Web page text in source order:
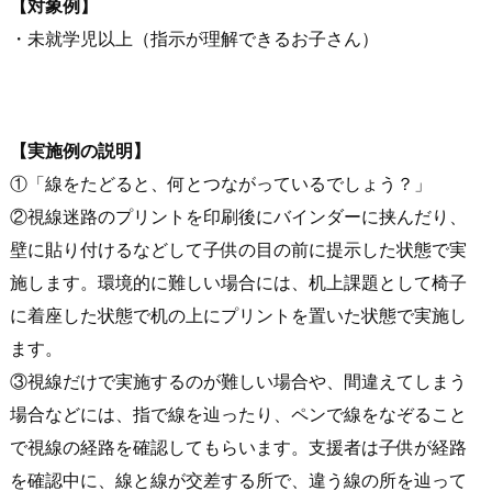
【対象例】
・未就学児以上（指示が理解できるお子さん）
【実施例の説明】
①「線をたどると、何とつながっているでしょう？」
②視線迷路のプリントを印刷後にバインダーに挟んだり、
壁に貼り付けるなどして子供の目の前に提示した状態で実
施します。環境的に難しい場合には、机上課題として椅子
に着座した状態で机の上にプリントを置いた状態で実施し
ます。
③視線だけで実施するのが難しい場合や、間違えてしまう
場合などには、指で線を辿ったり、ペンで線をなぞること
で視線の経路を確認してもらいます。支援者は子供が経路
を確認中に、線と線が交差する所で、違う線の所を辿って